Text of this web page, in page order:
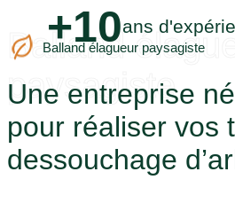
+10ans
Balland élagueur paysagiste
Balland
paysagiste
Une entreprise
pour réaliser vos
dessouchage